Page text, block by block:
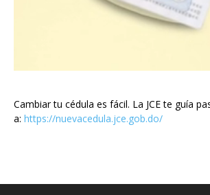
Cambiar tu cédula es fácil. La JCE te guía
a: https://nuevacedula.jce.gob.do/